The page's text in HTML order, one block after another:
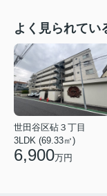
よく見られてい
世田谷区砧３丁目
3LDK (69.33㎡)
6,900万円